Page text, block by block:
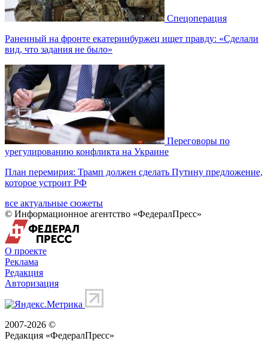
Спецоперация
Раненный на фронте екатеринбуржец ищет правду: «Сделали
вид, что задания не было»
Переговоры по
урегулированию конфликта на Украине
План перемирия: Трамп должен сделать Путину предложение,
которое устроит РФ
все актуальные сюжеты
© Информационное агентство «ФедералПресс»
О проекте
Реклама
Редакция
Авторизация
2007-2026 ©
Редакция «ФедералПресс»